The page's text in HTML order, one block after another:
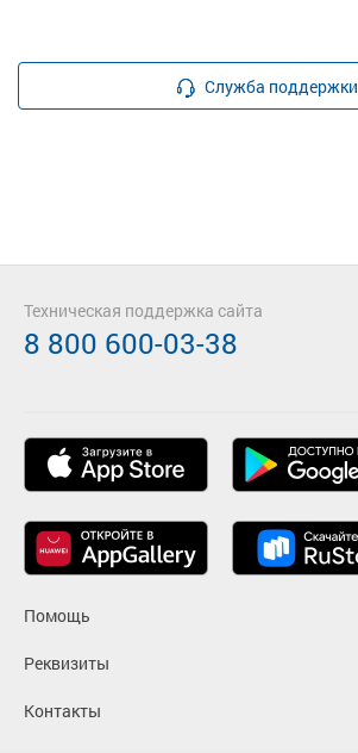
Служба поддержки
Помощь
Реквизиты
Контакты
Техническая поддержка сайта
8 800 600-03-38